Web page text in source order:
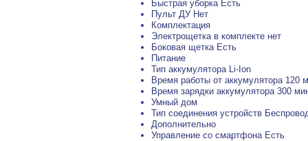
Быстрая уборка Есть
Пульт ДУ Нет
Комплектация
Электрощетка в комплекте нет
Боковая щетка Есть
Питание
Тип аккумулятора Li-Ion
Время работы от аккумулятора 120
Время зарядки аккумулятора 300
Умный дом
Тип соединения устройств
Дополнительно
Управление со смартфона Есть